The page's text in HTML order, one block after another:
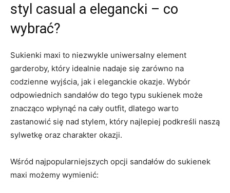
styl casual a elegancki – co
wybrać?
Sukienki maxi to niezwykle uniwersalny element
garderoby, który idealnie nadaje się zarówno na
codzienne wyjścia, jak i eleganckie okazje. Wybór
odpowiednich sandałów do tego typu sukienek może
znacząco wpłynąć na cały outfit, dlatego warto
zastanowić się nad stylem, który najlepiej podkreśli naszą
sylwetkę oraz charakter okazji.
Wśród najpopularniejszych opcji sandałów do sukienek
maxi możemy wymienić: